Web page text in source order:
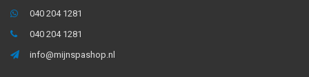
040 204 1281
040 204 1281
info@mijnspashop.nl